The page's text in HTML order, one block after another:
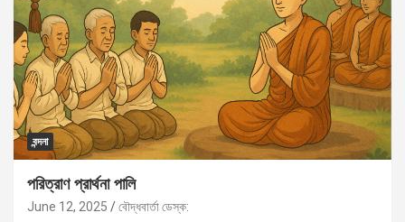
বন্দনা
পরিত্রাণ প্রার্থনা পালি
June 12, 2025 বৌদ্ধবার্তা ডেস্ক: